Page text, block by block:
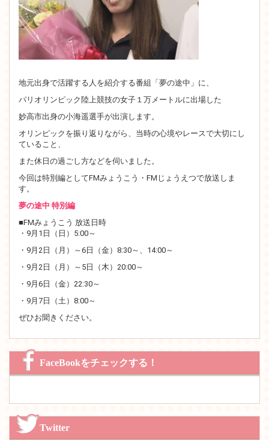
地元出身で活躍する人を紹介する番組「夢の途中」に、
パリオリンピック陸上競技の女子１万メートルに出場した
妙高市出身の小海遥選手が出演します。
オリンピックを振り返りながら、当時の心境やレースで大切にし
ていること、
また休日の過ごし方などを伺いました。
今回は特別編としてFMみょうこう・FMじょうえつで放送しま
す。
夢の途中 特別編
■FMみょうこう 放送日時
・9月1日（日）5:00～
・9月2日（月）～6日（金）8:30～、14:00～
・9月2日（月）～5日（木）20:00～
・9月6日（金）22:30～
・9月7日（土）8:00～
ぜひお聞きください。
FaceBookをチェックする！
Twitter